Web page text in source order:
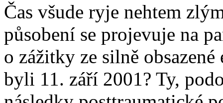
Čas všude ryje nehtem
působení se projevuje na
o zážitky ze silně
byli 11. září 2001? Ty,